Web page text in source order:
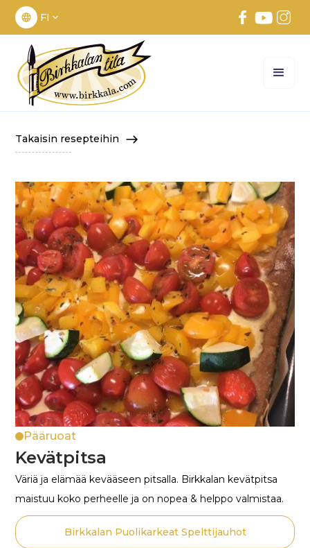
FI
Takaisin resepteihin
Pääruoat
Kevätpitsa
Väriä ja elämää kevääseen pitsalla. Birkkalan kevätpitsa
maistuu koko perheelle ja on nopea & helppo valmistaa.
Birkkalan Puolikarkeat Spelttijauhot